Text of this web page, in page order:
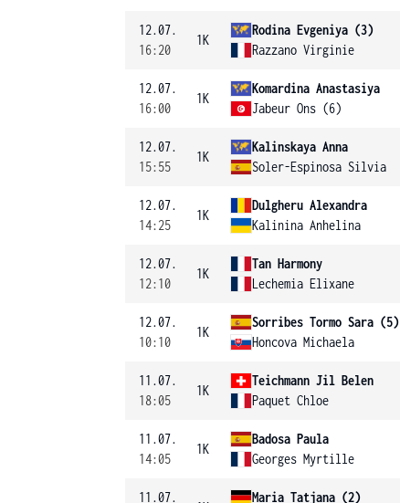
12.07.
16:20
1K
Rodina Evgeniya (3)
Razzano Virginie
12.07.
16:00
1K
Komardina Anastasiya
Jabeur Ons (6)
12.07.
15:55
1K
Kalinskaya Anna
Soler-Espinosa Silvia
12.07.
14:25
1K
Dulgheru Alexandra
Kalinina Anhelina
12.07.
12:10
1K
Tan Harmony
Lechemia Elixane
12.07.
10:10
1K
Sorribes Tormo Sara (5)
Honcova Michaela
11.07.
18:05
1K
Teichmann Jil Belen
Paquet Chloe
11.07.
14:05
1K
Badosa Paula
Georges Myrtille
11.07. Maria Tatjana (2)